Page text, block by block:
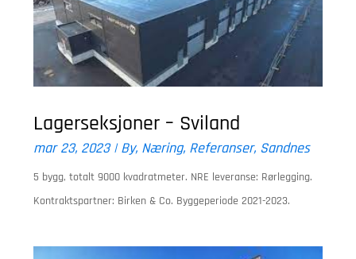
Lagerseksjoner – Sviland
mar 23, 2023|By, Næring, Referanser, Sandnes
5 bygg, totalt 9000 kvadratmeter. NRE leveranse: Rørlegging.
Kontraktspartner: Birken & Co. Byggeperiode 2021-2023.